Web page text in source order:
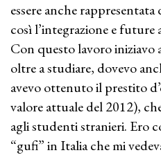
essere anche
così l’integrazione e future
Con questo lavoro iniziavo
oltre a studiare, dovevo
avevo ottenuto il prestito
valore attuale del 2012),
agli studenti stranieri. Ero
“gufi” in Italia che mi